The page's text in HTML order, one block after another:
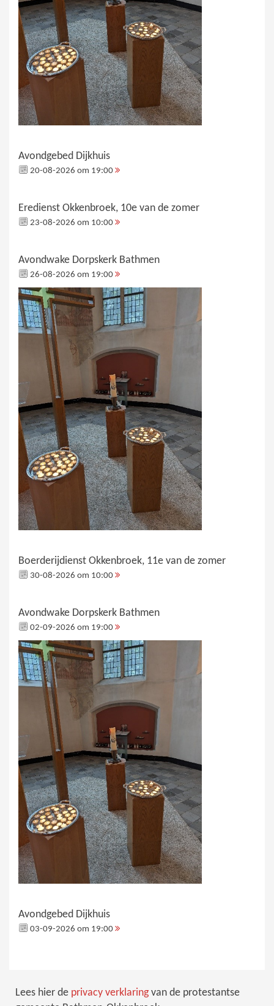
Avondgebed Dijkhuis
20-08-2026 om 19:00
Eredienst Okkenbroek, 10e van de zomer
23-08-2026 om 10:00
Avondwake Dorpskerk Bathmen
26-08-2026 om 19:00
Boerderijdienst Okkenbroek, 11e van de zomer
30-08-2026 om 10:00
Avondwake Dorpskerk Bathmen
02-09-2026 om 19:00
Avondgebed Dijkhuis
03-09-2026 om 19:00
Lees hier de privacy verklaringvan de protestantse